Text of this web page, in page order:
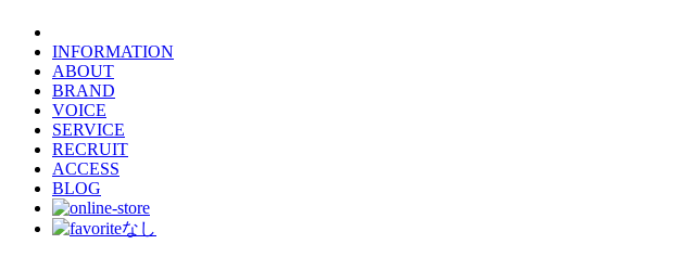
INFORMATION
ABOUT
BRAND
VOICE
SERVICE
RECRUIT
ACCESS
BLOG